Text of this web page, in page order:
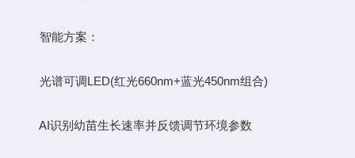
​​智能方案​​：
光谱可调LED(红光660nm+蓝光450nm组合)
AI识别幼苗生长速率并反馈调节环境参数